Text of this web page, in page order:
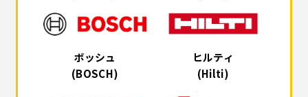
ボッシュ
(BOSCH)
ヒルティ
(Hilti)